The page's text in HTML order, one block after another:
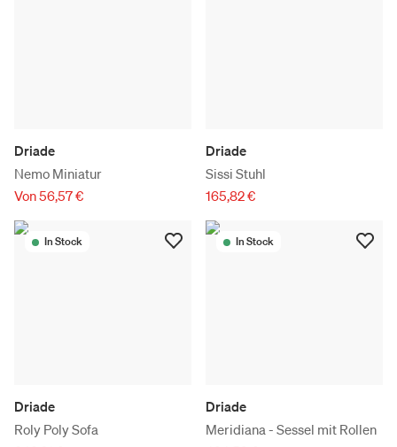
Driade
Nemo Miniatur
Von 56,57 €
Driade
Sissi Stuhl
165,82 €
In Stock
Driade
Roly Poly Sofa
In Stock
Driade
Meridiana - Sessel mit Rollen